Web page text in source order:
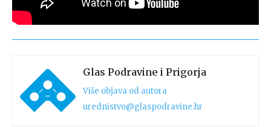
Glas Podravine i Prigorja
Više objava od autora
urednistvo@glaspodravine.hr